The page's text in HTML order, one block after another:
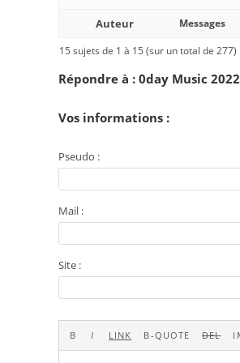
Auteur
Messages
15 sujets de 1 à 15 (sur un total de 277)
Répondre à : 0day Music 2022
Vos informations :
Pseudo :
Mail :
Site :